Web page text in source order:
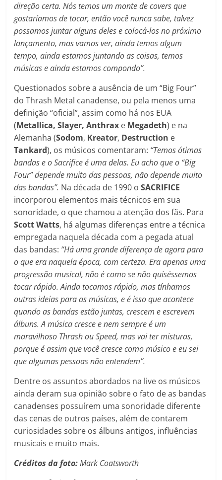
direção certa. Nós temos um monte de covers que
gostaríamos de tocar, então você nunca sabe, talvez
possamos juntar alguns deles e colocá-los no próximo
lançamento, mas vamos ver, ainda temos algum
tempo, ainda estamos juntando as coisas, temos
músicas e ainda estamos compondo”.
Questionados sobre a ausência de um “Big Four”
do Thrash Metal canadense, ou pela menos uma
definição “oficial”, assim como há nos EUA
(Metallica, Slayer, Anthrax e Megadeth) e na
Alemanha (Sodom, Kreator, Destruction e
Tankard), os músicos comentaram: “Temos ótimas
bandas e o Sacrifice é uma delas. Eu acho que o “Big
Four” depende muito das pessoas, não depende muito
das bandas”. Na década de 1990 oSACRIFICE
incorporou elementos mais técnicos em sua
sonoridade, o que chamou a atenção dos fãs. Para
Scott Watts, há algumas diferenças entre a técnica
empregada naquela década com a pegada atual
das bandas: “Há uma grande diferença de agora para
o que era naquela época, com certeza. Era apenas uma
progressão musical, não é como se não quiséssemos
tocar rápido. Ainda tocamos rápido, mas tínhamos
outras ideias para as músicas, e é isso que acontece
quando as bandas estão juntas, crescem e escrevem
álbuns. A música cresce e nem sempre é um
maravilhoso Thrash ou Speed, mas vai ter misturas,
porque é assim que você cresce como músico e eu sei
que algumas pessoas não entendem”.
Dentre os assuntos abordados na live os músicos
ainda deram sua opinião sobre o fato de as bandas
canadenses possuírem uma sonoridade diferente
das cenas de outros países, além de contarem
curiosidades sobre os álbuns antigos, influências
musicais e muito mais.
Créditos da foto:Mark Coatsworth